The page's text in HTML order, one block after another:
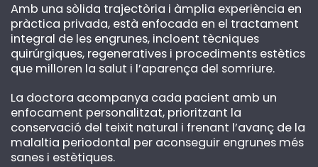
Amb una sòlida trajectòria i àmplia experiència en
pràctica privada, està enfocada en el tractament
integral de les engrunes, incloent tècniques
quirúrgiques, regeneratives i procediments estètics
que milloren la salut i l’aparença del somriure.
La doctora acompanya cada pacient amb un
enfocament personalitzat, prioritzant la
conservació del teixit natural i frenant l’avanç de la
malaltia periodontal per aconseguir engrunes més
sanes i estètiques.